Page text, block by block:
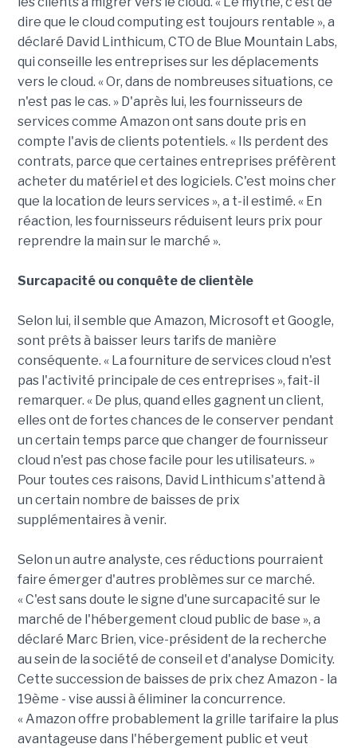
dire que le cloud computing est toujours rentable », a
déclaré David Linthicum, CTO de Blue Mountain Labs,
qui conseille les entreprises sur les déplacements
vers le cloud. « Or, dans de nombreuses situations, ce
n'est pas le cas. » D'après lui, les fournisseurs de
services comme Amazon ont sans doute pris en
compte l'avis de clients potentiels. « Ils perdent des
contrats, parce que certaines entreprises préfèrent
acheter du matériel et des logiciels. C'est moins cher
que la location de leurs services », a t-il estimé. « En
réaction, les fournisseurs réduisent leurs prix pour
reprendre la main sur le marché ».
Surcapacité ou conquête de clientèle
Selon lui, il semble que Amazon, Microsoft et Google,
sont prêts à baisser leurs tarifs de manière
conséquente. « La fourniture de services cloud n'est
pas l'activité principale de ces entreprises », fait-il
remarquer. « De plus, quand elles gagnent un client,
elles ont de fortes chances de le conserver pendant
un certain temps parce que changer de fournisseur
cloud n'est pas chose facile pour les utilisateurs. »
Pour toutes ces raisons, David Linthicum s'attend à
un certain nombre de baisses de prix
supplémentaires à venir.
Selon un autre analyste, ces réductions pourraient
faire émerger d'autres problèmes sur ce marché.
« C'est sans doute le signe d'une surcapacité sur le
marché de l'hébergement cloud public de base », a
déclaré Marc Brien, vice-président de la recherche
au sein de la société de conseil et d'analyse Domicity.
Cette succession de baisses de prix chez Amazon - la
19ème - vise aussi à éliminer la concurrence.
« Amazon offre probablement la grille tarifaire la plus
avantageuse dans l'hébergement public et veut